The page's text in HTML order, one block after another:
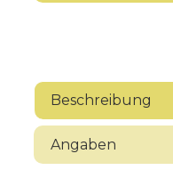
Beschreibung
Angaben